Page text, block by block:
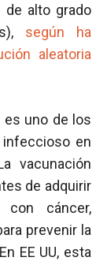
de alto grado
según ha
aleatoria
es uno de los
en
vacunación
de adquirir
con cáncer,
prevenir la
EE UU, esta